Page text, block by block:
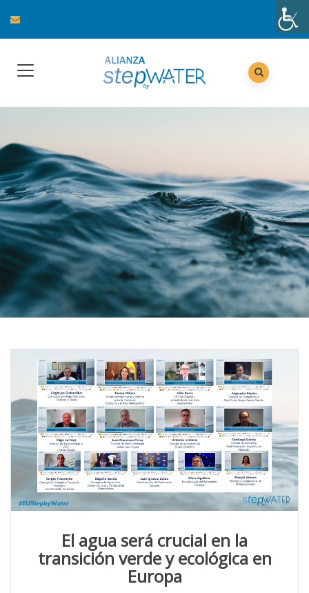
El agua será crucial en la
transición verde y ecológica en
Europa